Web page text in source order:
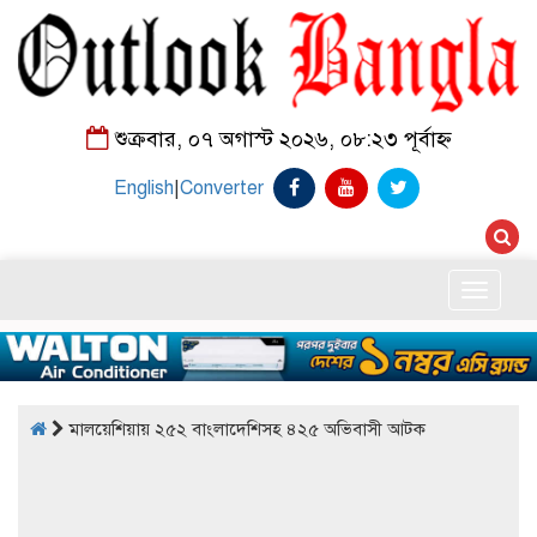
শুক্রবার, ০৭ অগাস্ট ২০২৬, ০৮:২৩ পূর্বাহ্ন
English|Converter
মালয়েশিয়ায় ২৫২ বাংলাদেশিসহ ৪২৫ অভিবাসী আটক